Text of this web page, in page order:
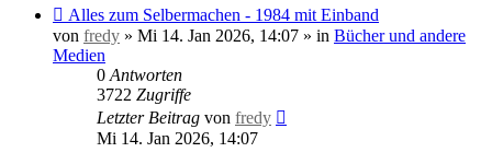
Neuer
Beitrag
Alles zum Selbermachen - 1984 mit Einband
von fredy » Mi 14. Jan 2026, 14:07 » in Bücher und andere
Medien
0 Antworten
3722 Zugriffe
Letzter Beitrag von fredy
Mi 14. Jan 2026, 14:07